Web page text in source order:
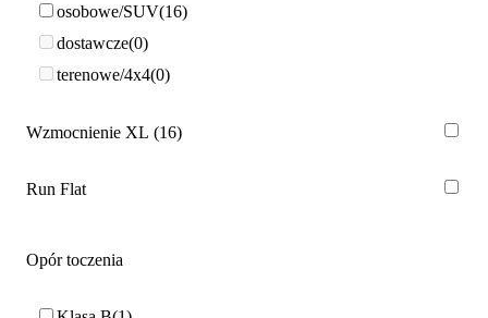
osobowe/SUV 16
dostawcze 0
terenowe/4x4 0
Wzmocnienie XL 16
Run Flat
Opór toczenia